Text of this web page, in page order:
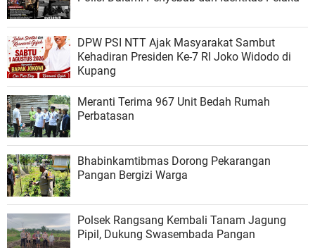
DPW PSI NTT Ajak Masyarakat Sambut
Kehadiran Presiden Ke-7 RI Joko Widodo di
Kupang
Meranti Terima 967 Unit Bedah Rumah
Perbatasan
Bhabinkamtibmas Dorong Pekarangan
Pangan Bergizi Warga
Polsek Rangsang Kembali Tanam Jagung
Pipil, Dukung Swasembada Pangan